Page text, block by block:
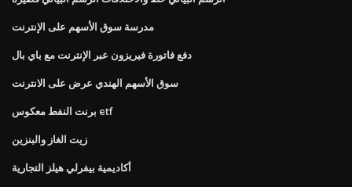
مدرسة سوق الأسهم على الإنترنت
دفع فاتورة فيريزون عبر الإنترنت مع باي بال
سوق الأسهم الهندي عرض على الانترنت
برنت النفط معكوس etf
زيت الغاز والبنزين
أكاديمية بيفرلي هيلز التجارية